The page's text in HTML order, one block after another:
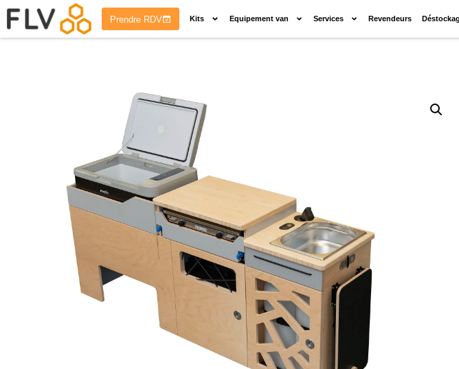
Prendre RDV Kits Equipement van Services Revendeurs